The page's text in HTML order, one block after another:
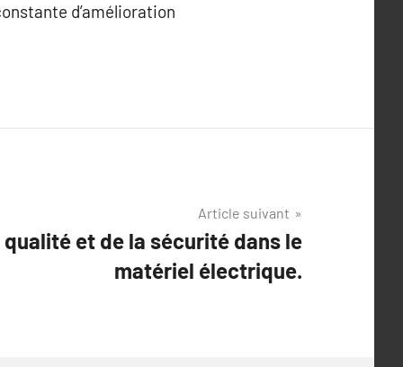
d’amélioration
Article suivant
et de la sécurité dans le
matériel électrique.